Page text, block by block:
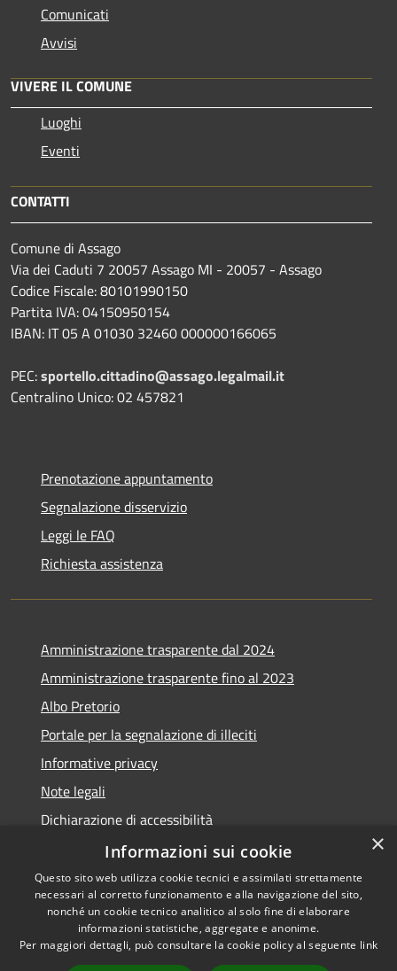
Comunicati
Avvisi
VIVERE IL COMUNE
Luoghi
Eventi
CONTATTI
Comune di Assago
Via dei Caduti 7 20057 Assago MI - 20057 - Assago
Codice Fiscale: 80101990150
Partita IVA: 04150950154
IBAN: IT 05 A 01030 32460 000000166065
PEC:sportello.cittadino@assago.legalmail.it
Centralino Unico: 02 457821
Prenotazione appuntamento
Segnalazione disservizio
Leggi le FAQ
Richiesta assistenza
Amministrazione trasparente dal 2024
Amministrazione trasparente fino al 2023
Albo Pretorio
Portale per la segnalazione di illeciti
Informative privacy
Note legali
Dichiarazione di accessibilità
Segnalazioni di inaccessibilità
RSS
Accessibilità
Copyright © 2026 • Comune di
×
Informazioni sui cookie
Questo sito web utilizza cookie tecnici e assimilati strettamente
necessari al corretto funzionamento e alla navigazione del sito,
nonché un cookie tecnico analitico al solo fine di elaborare
informazioni statistiche, aggregate e anonime.
Per maggiori dettagli, può consultare la cookie policy al seguente link